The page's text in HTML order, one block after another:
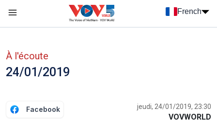
French
À l'écoute
24/01/2019
Facebook jeudi, 24/01/2019, 23:30
VOVWORLD